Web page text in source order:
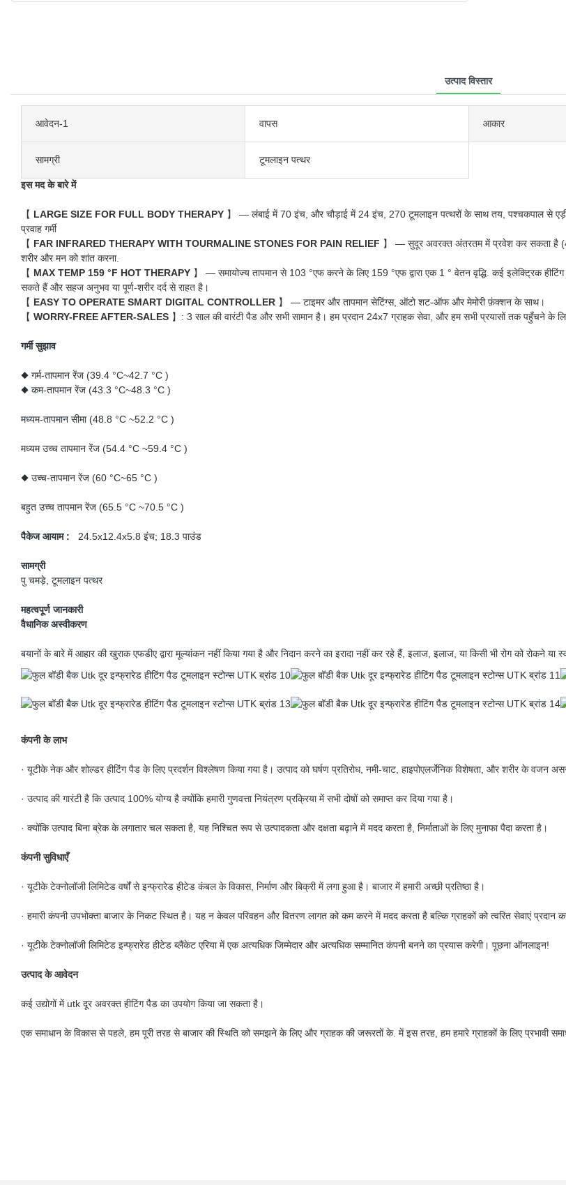
उत्पाद विस्तार
आवेदन-1 वापस आकार
सामग्री टूमलाइन पत्थर
इस मद के बारे में
【 LARGE SIZE FOR FULL BODY THERAPY 】 — लंबाई में 70 इंच, और चौड़ाई में 24 इंच, 270 टूमलाइन पत्थरों के साथ तय, पश्चकपाल से
प्रवाह गर्मी
【 FAR INFRARED THERAPY WITH TOURMALINE STONES FOR PAIN RELIEF 】 — सुदूर अवरक्त अंतरतम में प्रवेश कर सकता है
शरीर और मन को शांत करना.
【 MAX TEMP 159 °F HOT THERAPY 】 — समायोज्य तापमान से 103 °एफ करने के लिए 159 °एफ द्वारा एक 1 ° वेतन वृद्धि. कई इलेक्ट्रिक
सकते हैं और सहज अनुभव या पूर्ण-शरीर दर्द से राहत है।
【 EASY TO OPERATE SMART DIGITAL CONTROLLER 】 — टाइमर और तापमान सेटिंग्स, ऑटो शट-ऑफ और मेमोरी फ़ंक्शन के साथ।
【 WORRY-FREE AFTER-SALES 】: 3 साल की वारंटी पैड और सभी सामान है। हम प्रदान 24x7 ग्राहक सेवा, और हम सभी प्रयासों तक पहुँचने के
गर्मी सुझाव
◆ गर्म-तापमान रेंज (39.4 °C~42.7 °C )
◆ कम-तापमान रेंज (43.3 °C~48.3 °C )
मध्यम-तापमान सीमा (48.8 °C ~52.2 °C )
मध्यम उच्च तापमान रेंज (54.4 °C ~59.4 °C )
◆ उच्च-तापमान रेंज (60 °C~65 °C )
बहुत उच्च तापमान रेंज (65.5 °C ~70.5 °C )
पैकेज आयाम : 24.5x12.4x5.8 इंच; 18.3 पाउंड
सामग्री
पु चमड़े, टूमलाइन पत्थर
महत्वपूर्ण जानकारी
वैधानिक अस्वीकरण
बयानों के बारे में आहार की खुराक एफडीए द्वारा मूल्यांकन नहीं किया गया है और निदान करने का इरादा नहीं कर रहे हैं, इलाज, इलाज, या किसी भी रोग को रोकने या
कंपनी के लाभ
· यूटीके नेक और शोल्डर हीटिंग पैड के लिए प्रदर्शन विश्लेषण किया गया है। उत्पाद को घर्षण प्रतिरोध, नमी-चाट, हाइपोएलर्जेनिक विशेषता, और शरीर के वजन
· उत्पाद की गारंटी है कि उत्पाद 100% योग्य है क्योंकि हमारी गुणवत्ता नियंत्रण प्रक्रिया में सभी दोषों को समाप्त कर दिया गया है।
· क्योंकि उत्पाद बिना ब्रेक के लगातार चल सकता है, यह निश्चित रूप से उत्पादकता और दक्षता बढ़ाने में मदद करता है, निर्माताओं के लिए मुनाफा पैदा करता है।
कंपनी सुविधाएँ
· यूटीके टेक्नोलॉजी लिमिटेड वर्षों से इन्फ्रारेड हीटेड कंबल के विकास, निर्माण और बिक्री में लगा हुआ है। बाजार में हमारी अच्छी प्रतिष्ठा है।
· हमारी कंपनी उपभोक्ता बाजार के निकट स्थित है। यह न केवल परिवहन और वितरण लागत को कम करने में मदद करता है बल्कि ग्राहकों को त्वरित सेवाएं प्रदान
· यूटीके टेक्नोलॉजी लिमिटेड इन्फ्रारेड हीटेड ब्लैंकेट एरिया में एक अत्यधिक जिम्मेदार और अत्यधिक सम्मानित कंपनी बनने का प्रयास करेगी। पूछना ऑनलाइन!
उत्पाद के आवेदन
कई उद्योगों में utk दूर अवरक्त हीटिंग पैड का उपयोग किया जा सकता है।
एक समाधान के विकास से पहले, हम पूरी तरह से बाजार की स्थिति को समझने के लिए और ग्राहक की जरूरतों के. में इस तरह, हम हमारे ग्राहकों के लिए प्रभावी